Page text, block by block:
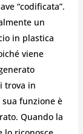
“codificata”.
un
in plastica
viene
trova in
funzione è
Quando la